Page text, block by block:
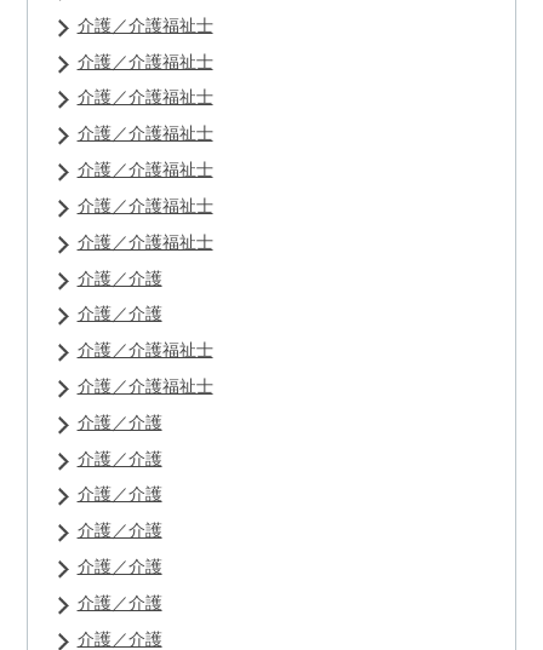
介護／介護福祉士
介護／介護福祉士
介護／介護福祉士
介護／介護福祉士
介護／介護福祉士
介護／介護福祉士
介護／介護福祉士
介護／介護
介護／介護
介護／介護福祉士
介護／介護福祉士
介護／介護
介護／介護
介護／介護
介護／介護
介護／介護
介護／介護
介護／介護